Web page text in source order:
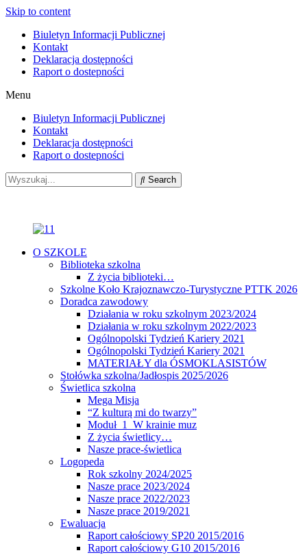
Skip to content
Biuletyn Informacji Publicznej
Kontakt
Deklaracja dostępności
Raport o dostepności
Menu
Biuletyn Informacji Publicznej
Kontakt
Deklaracja dostępności
Raport o dostepności
Search
O SZKOLE
Biblioteka szkolna
Z życia biblioteki…
Szkolne Koło Krajoznawczo-Turystyczne PTTK 2026
Doradca zawodowy
Działania w roku szkolnym 2023/2024
Działania w roku szkolnym 2022/2023
Ogólnopolski Tydzień Kariery 2021
Ogólnopolski Tydzień Kariery 2021
MATERIAŁY dla ÓSMOKLASISTÓW
Stołówka szkolna/Jadłospis 2025/2026
Świetlica szkolna
Mega Misja
“Z kulturą mi do twarzy”
Moduł 1 W krainie muz
Z życia świetlicy…
Nasze prace-świetlica
Logopeda
Rok szkolny 2024/2025
Nasze prace 2023/2024
Nasze prace 2022/2023
Nasze prace 2019/2021
Ewaluacja
Raport całościowy SP20 2015/2016
Raport całościowy G10 2015/2016